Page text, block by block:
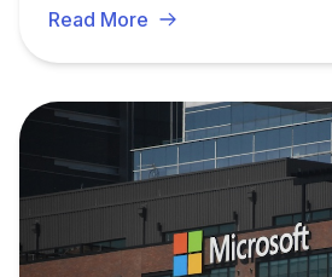
rastreamento.
Read More